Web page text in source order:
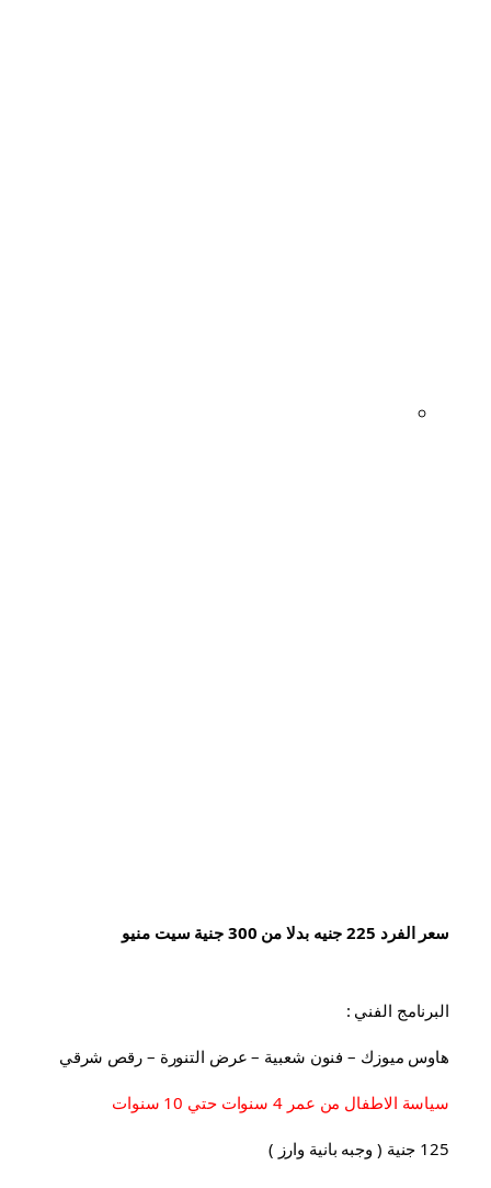
سعر الفرد 225 جنيه بدلا من 300 جنية سيت منيو
البرنامج الفني :
هاوس ميوزك – فنون شعبية – عرض التنورة – رقص شرقي
سياسة الاطفال من عمر 4 سنوات حتي 10 سنوات
125 جنية ( وجبه بانية وارز )